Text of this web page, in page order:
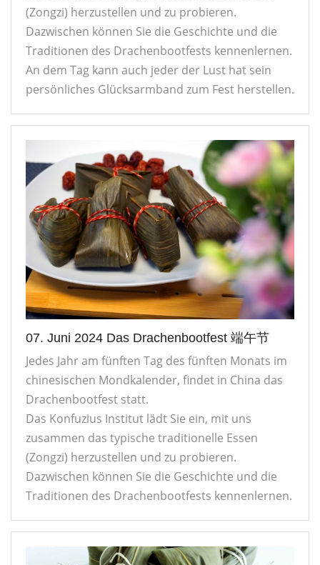
(Zongzi) herzustellen und zu probieren.
Dazwischen können Sie die Geschichte und die
Traditionen des Drachenbootfests kennenlernen.
An dem Tag kann auch jeder der Lust hat sein
persönliches Glücksarmband zum Fest herstellen.
07. Juni 2024 Das Drachenbootfest 端午节
Jedes Jahr am fünften Tag des fünften Monats im
chinesischen Mondkalender, findet in China das
Drachenbootfest statt.
Das Konfuzius Institut lädt Sie ein, mit uns
zusammen das typische traditionelle Essen
(Zongzi) herzustellen und zu probieren.
Dazwischen können Sie die Geschichte und die
Traditionen des Drachenbootfests kennenlernen.